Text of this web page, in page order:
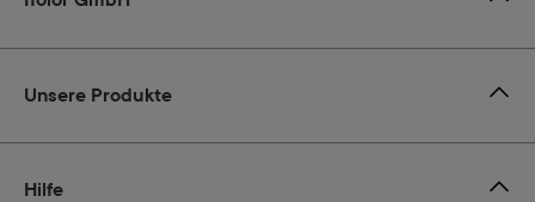
Unsere Produkte
Hilfe